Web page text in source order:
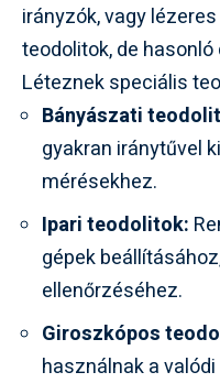
irányzók, vagy
teodolitok, de
Léteznek speciális
Bányászati
gyakran iránytűvel
mérésekhez.
Ipari teodolitok:
gépek
ellenőrzéséhez.
Giroszkópos
használnak a